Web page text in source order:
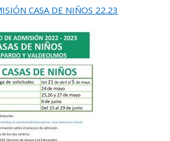
CASA DE NIÑOS 22.23